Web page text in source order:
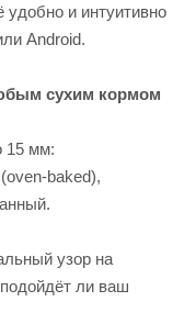
удобно и интуитивно
Android.
сухим кормом
15 мм:
baked),
узор на
ли ваш